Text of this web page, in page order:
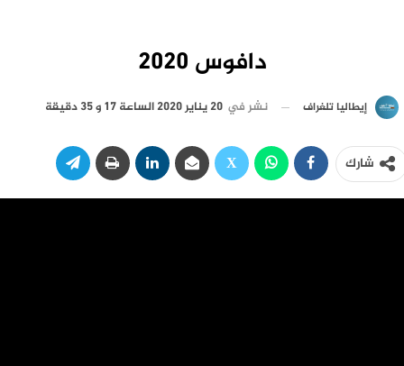
دافوس 2020
إيطاليا تلغراف نشر في 20 يناير 2020 الساعة 17 و 35 دقيقة
شارك